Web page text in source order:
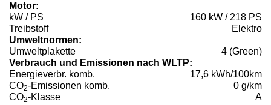
Motor:
kW / PS
160 kW / 218 PS
Treibstoff
Elektro
Umweltnormen:
Umweltplakette
4 (Green)
Verbrauch und Emissionen nach WLTP:
Energieverbr. komb.
17,6 kWh/100km
CO2-Emissionen komb.
0 g/km
CO2-Klasse A